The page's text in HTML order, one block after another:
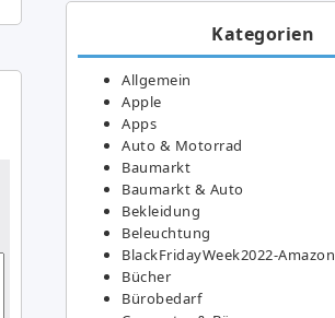
Kategorien
Allgemein
Apple
Apps
Auto & Motorrad
Baumarkt
Baumarkt & Auto
Bekleidung
Beleuchtung
BlackFridayWeek2022-Amazon
Bücher
Bürobedarf